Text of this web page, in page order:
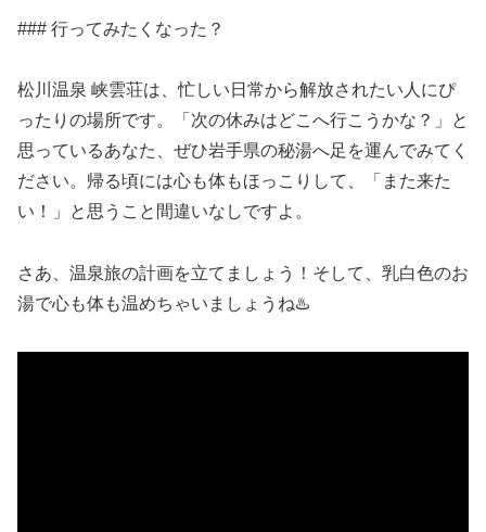
### 行ってみたくなった？
松川温泉 峡雲荘は、忙しい日常から解放されたい人にぴ
ったりの場所です。「次の休みはどこへ行こうかな？」と
思っているあなた、ぜひ岩手県の秘湯へ足を運んでみてく
ださい。帰る頃には心も体もほっこりして、「また来た
い！」と思うこと間違いなしですよ。
さあ、温泉旅の計画を立てましょう！そして、乳白色のお
湯で心も体も温めちゃいましょうね♨️